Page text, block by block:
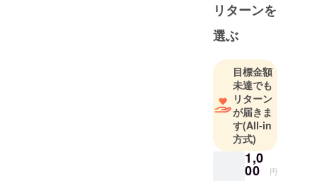
リターンを
選ぶ
目標金額
未達でも
リターン
が届きま
す(All-in
方式)
1,0
00 円